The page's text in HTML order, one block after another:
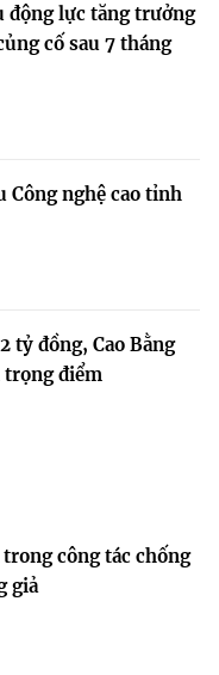
động lực tăng trưởng
cố sau 7 tháng
Công nghệ cao tỉnh
tỷ đồng, Cao Bằng
trọng điểm
công tác chống
giả